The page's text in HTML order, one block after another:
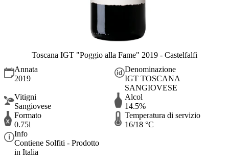
Toscana IGT "Poggio alla Fame" 2019 - Castelfalfi
Annata
2019
Denominazione
IGT TOSCANA
SANGIOVESE
Vitigni
Sangiovese
Alcol
14.5%
Formato
0.75l
Temperatura di servizio
16/18 °C
Info
Contiene Solfiti - Prodotto
in Italia